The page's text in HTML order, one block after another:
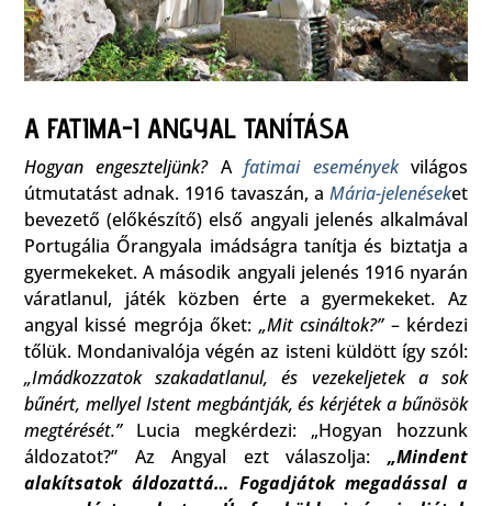
A FATIMA-I ANGYAL TANÍTÁSA
Hogyan engeszteljünk?Afatimai eseményekvilágos
útmutatást adnak. 1916 tavaszán, aMária-jelenéseket
bevezető (előkészítő) első angyali jelenés alkalmával
Portugália Őrangyala imádságra tanítja és biztatja a
gyermekeket. A második angyali jelenés 1916 nyarán
váratlanul, játék közben érte a gyermekeket. Az
angyal kissé megrója őket: „Mit csináltok?”– kérdezi
tőlük. Mondanivalója végén az isteni küldött így szól:
„Imádkozzatok szakadatlanul, és vezekeljetek a sok
bűnért, mellyel Istent megbántják, és kérjétek a bűnösök
megtérését.”Lucia megkérdezi: „Hogyan hozzunk
áldozatot?” Az Angyal ezt válaszolja:
„Mindent
alakítsatok áldozattá… Fogadjátok megadással a